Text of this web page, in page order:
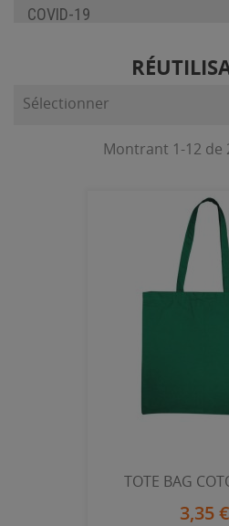
COVID-19
Sélectionner
Montrant 1-12 de
TOTE BAG
3,35 €